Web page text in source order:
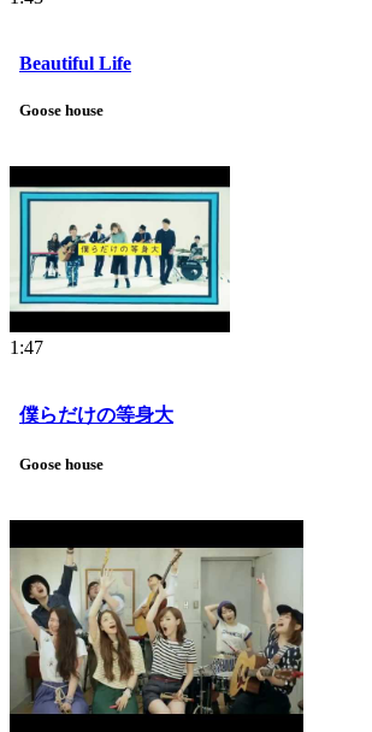
Beautiful Life
Goose house
1:47
僕らだけの等身大
Goose house